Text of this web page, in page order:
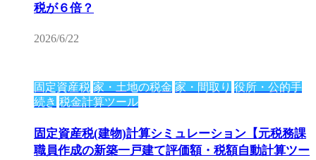
税が６倍？
2026/6/22
固定資産税 家・土地の税金 家・間取り 役所・公的手
続き 税金計算ツール
固定資産税(建物)計算シミュレーション【元税務課
職員作成の新築一戸建て評価額・税額自動計算ツー